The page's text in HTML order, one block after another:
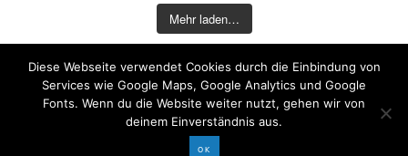
Mehr laden…
©2026 COPYRIGHT DAVID KOHLRUSS
Diese Webseite verwendet Cookies durch die Einbindung von
Services wie Google Maps, Google Analytics und Google
Fonts. Wenn du die Website weiter nutzt, gehen wir von
deinem Einverständnis aus.
OK